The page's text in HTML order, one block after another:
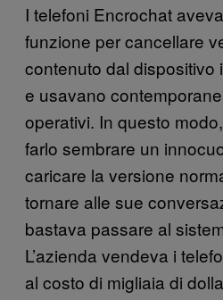
I telefoni Encrochat
funzione per cancellare
contenuto dal dispositivo
e usavano
operativi. In questo
farlo sembrare un
caricare la versione
tornare alle sue
bastava passare al
L’azienda vendeva i
al costo di migliaia di